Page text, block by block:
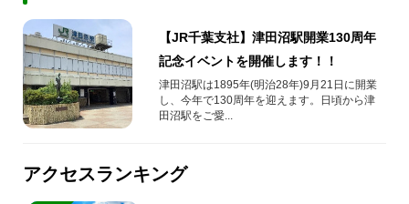
【JR千葉支社】津田沼駅開業130周年
記念イベントを開催します！！
津田沼駅は1895年(明治28年)9月21日に開業
し、今年で130周年を迎えます。日頃から津
田沼駅をご愛...
アクセスランキング